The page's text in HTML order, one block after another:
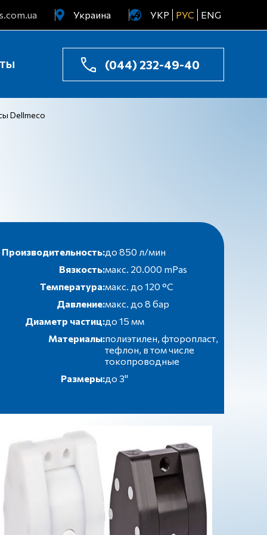
Украина
Узбекистан
Казахстан
УКР РУС ENG
(044) 232-49-40
Dellmeco
Производительность:до 850 л/мин
Вязкость:макс. 20.000 mPas
Температура:макс. до 120 °С
Давление:макс. до 8 бар
Диаметр частиц:до 15 мм
Материалы:полиэтилен, фторопласт,
тефлон, в том числе
токопроводные
Размеры:до 3''